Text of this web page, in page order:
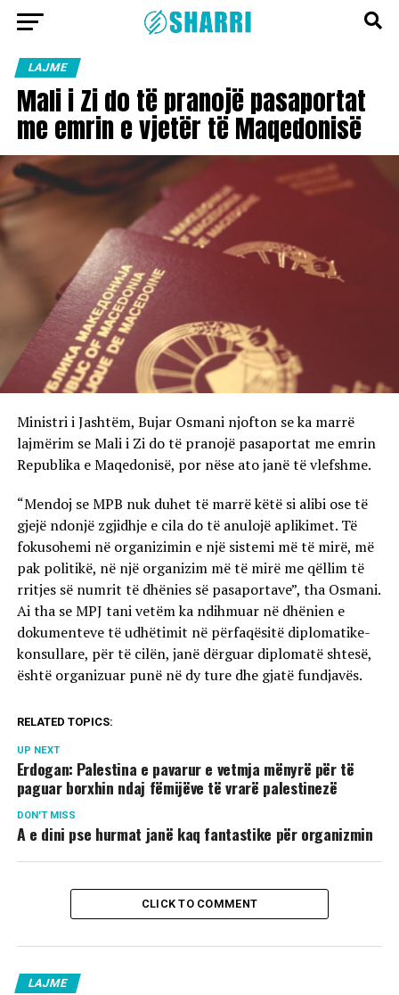
LAJME
Mali i Zi do të pranojë pasaportat
me emrin e vjetër të Maqedonisë
Ministri i Jashtëm, Bujar Osmani njofton se ka marrë
lajmërim se Mali i Zi do të pranojë pasaportat me emrin
Republika e Maqedonisë, por nëse ato janë të vlefshme.
“Mendoj se MPB nuk duhet të marrë këtë si alibi ose të
gjejë ndonjë zgjidhje e cila do të anulojë aplikimet. Të
fokusohemi në organizimin e një sistemi më të mirë, më
pak politikë, në një organizim më të mirë me qëllim të
rritjes së numrit të dhënies së pasaportave”, tha Osmani.
Ai tha se MPJ tani vetëm ka ndihmuar në dhënien e
dokumenteve të udhëtimit në përfaqësitë diplomatike-
konsullare, për të cilën, janë dërguar diplomatë shtesë,
është organizuar punë në dy ture dhe gjatë fundjavës.
RELATED TOPICS:
UP NEXT
Erdogan: Palestina e pavarur e vetmja mënyrë për të
paguar borxhin ndaj fëmijëve të vrarë palestinezë
DON'T MISS
A e dini pse hurmat janë kaq fantastike për organizmin
CLICK TO COMMENT
LAJME